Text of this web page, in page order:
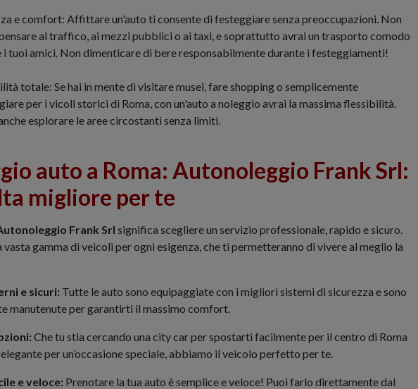
e comfort: Affittare un'auto ti consente di festeggiare senza preoccupazioni. Non
al traffico, ai mezzi pubblici o ai taxi, e soprattutto avrai un trasporto comodo
i tuoi amici. Non dimenticare di bere responsabilmente durante i festeggiamenti!
totale: Se hai in mente di visitare musei, fare shopping o semplicemente
per i vicoli storici di Roma, con un'auto a noleggio avrai la massima flessibilità.
esplorare le aree circostanti senza limiti.
auto a Roma: Autonoleggio Frank Srl:
migliore per te
Frank Srl significa scegliere un servizio professionale, rapido e sicuro.
gamma di veicoli per ogni esigenza, che ti permetteranno di vivere al meglio la
e sicuri: Tutte le auto sono equipaggiate con i migliori sistemi di sicurezza e sono
manutenute per garantirti il massimo comfort.
Che tu stia cercando una city car per spostarti facilmente per il centro di Roma
per un’occasione speciale, abbiamo il veicolo perfetto per te.
e veloce: Prenotare la tua auto è semplice e veloce! Puoi farlo direttamente dal